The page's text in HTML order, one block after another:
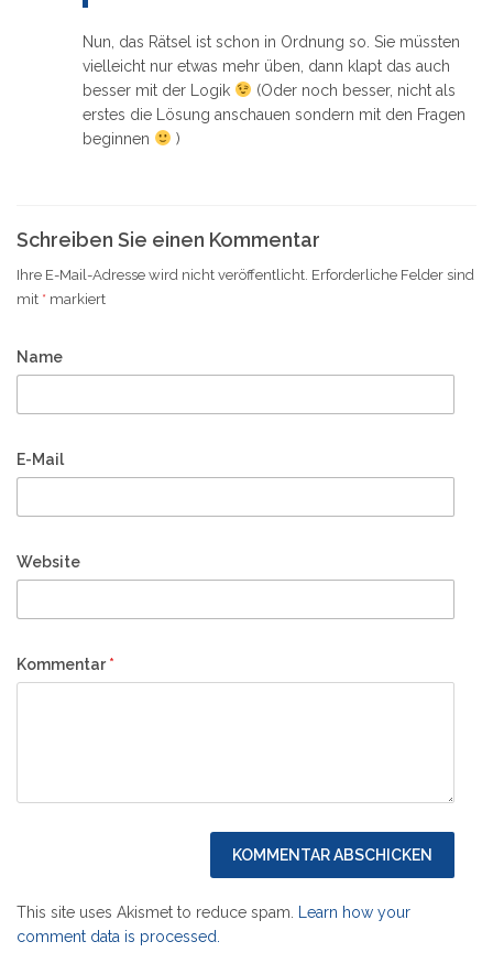
Nun, das Rätsel ist schon in Ordnung so. Sie müssten
vielleicht nur etwas mehr üben, dann klapt das auch
besser mit der Logik
(Oder noch besser, nicht als
erstes die Lösung anschauen sondern mit den Fragen
beginnen
)
Schreiben Sie einen Kommentar
Ihre E-Mail-Adresse wird nicht veröffentlicht. Erforderliche Felder sind
mit * markiert
Name
E-Mail
Website
Kommentar*
This site uses Akismet to reduce spam. Learn how your
comment data is processed.